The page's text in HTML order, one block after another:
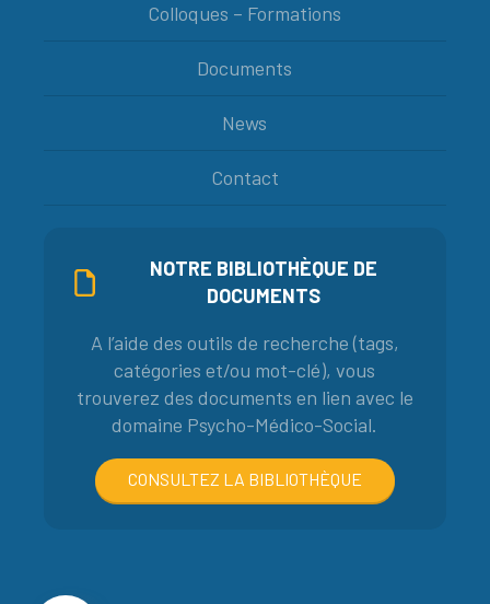
Colloques – Formations
Documents
News
Contact
NOTRE BIBLIOTHÈQUE DE
DOCUMENTS
A l’aide des outils de recherche (tags,
catégories et/ou mot-clé), vous
trouverez des documents en lien avec le
domaine Psycho-Médico-Social.
CONSULTEZ LA BIBLIOTHÈQUE